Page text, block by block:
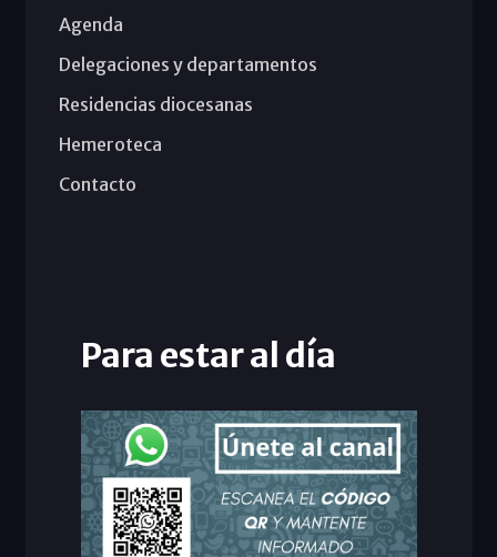
Agenda
Delegaciones y departamentos
Residencias diocesanas
Hemeroteca
Contacto
Para estar al día